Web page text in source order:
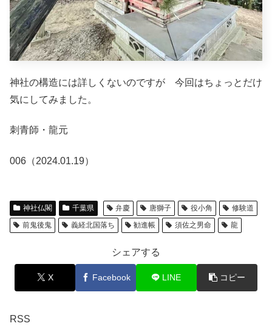
神社の構造には詳しくないのですが 今回はちょっとだけ
気にしてみました。
刺青師・龍元
006（2024.01.19）
神社仏閣 千葉県 弁慶 唐獅子 役小角
修験道
前鬼後鬼
義経北国落ち 勧進帳 須佐之男命 龍
シェアする
X Facebook LINE コピー
RSS